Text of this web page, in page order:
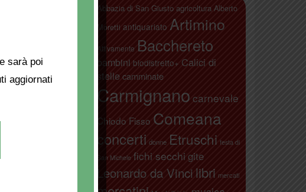
Abbazia di San Giusto agricoltura Alberto
Moretti antiquariato Artimino
Attivamente Bacchereto
bambini biodistretto+ Calici di
stelle camminate
Carmignano carnevale
Chiodo Fisso Comeana
concerti donne Etruschi festa di
San Michele fichi secchi gite
Leonardo da Vinci libri mercati
sarà poi
aggiornati